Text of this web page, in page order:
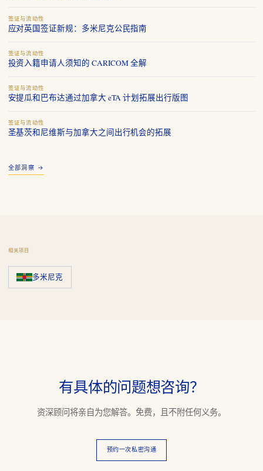
签证与流动性
应对英国签证新规：多米尼克公民指南
签证与流动性
投资入籍申请人须知的 CARICOM 全解
签证与流动性
安提瓜和巴布达通过加拿大 eTA 计划拓展出行版图
签证与流动性
圣基茨和尼维斯与加拿大之间出行机会的拓展
全部洞察 →
相关项目
多米尼克
有具体的问题想咨询？
资深顾问将亲自为您解答。免费，且不附任何义务。
预约一次私密沟通